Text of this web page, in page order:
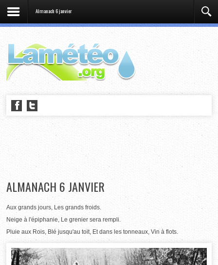
Almanach 6 janvier
ALMANACH 6 JANVIER
Aux grands jours, Les grands froids.
Neige à l'épiphanie, Le grenier sera rempli.
Pluie aux Rois, Blé jusqu'au toit, Et dans les tonneaux, Vin à flots.